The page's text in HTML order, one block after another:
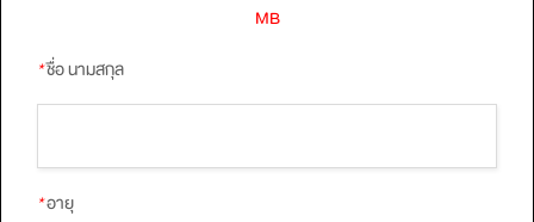
MB
*ชื่อ นามสกุล
*อายุ